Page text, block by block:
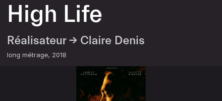
High Life
Réalisateur → Claire Denis
long métrage 2018